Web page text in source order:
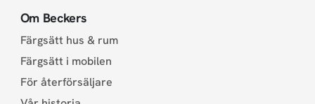
Om Beckers
Färgsätt hus & rum
Färgsätt i mobilen
För återförsäljare